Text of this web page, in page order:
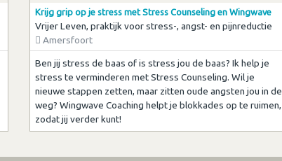
Krijg grip op je stress met Stress Counseling en Wingwave
Vrijer Leven, praktijk voor stress-, angst- en pijnreductie
Amersfoort
Ben jij stress de baas of is stress jou de baas? Ik help je
stress te verminderen met Stress Counseling. Wil je
nieuwe stappen zetten, maar zitten oude angsten jou in de
weg? Wingwave Coaching helpt je blokkades op te ruimen,
zodat jij verder kunt!